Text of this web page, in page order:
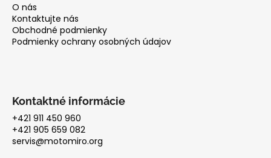
O nás
Kontaktujte nás
Obchodné podmienky
Podmienky ochrany osobných údajov
Kontaktné informácie
+421 911 450 960
+421 905 659 082
servis@motomiro.org